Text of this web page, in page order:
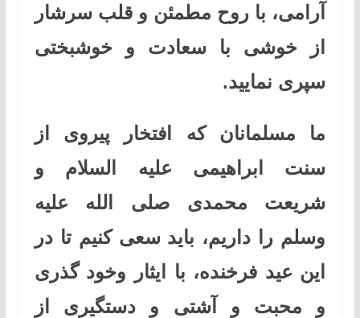
آرامی، با روح مطمئن و قلب سرشار
از خوشی با سعادت و خوشبختی
سپری نمایید.
ما مسلمانان که افتخار پیروی از
سنت ابراهیمی علیه السلام و
شریعت محمدی صلی الله علیه
وسلم را داریم، باید سعی کنیم تا در
این عید فرخنده، با ایثار وخود گذری
و محبت و آشتی و دستگیری از